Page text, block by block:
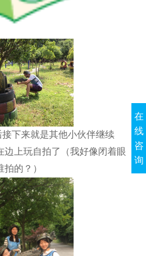
下来就是其他小伙伴继续
边上玩自拍了（我好像闭着眼
的？）
在
线
咨
询